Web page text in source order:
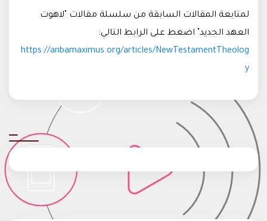
لمتابعة المقالات السابقة من سلسلة مقالات "لاهوت
العهد الجديد" اضغط على الرابط التالي:
https://anbamaximus.org/articles/NewTestamentTheolog
y